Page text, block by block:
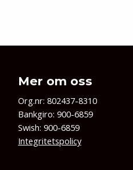
Mer om oss
Org.nr: 802437-8310
Bankgiro: 900-6859
Swish: 900-6859
Integritetspolicy